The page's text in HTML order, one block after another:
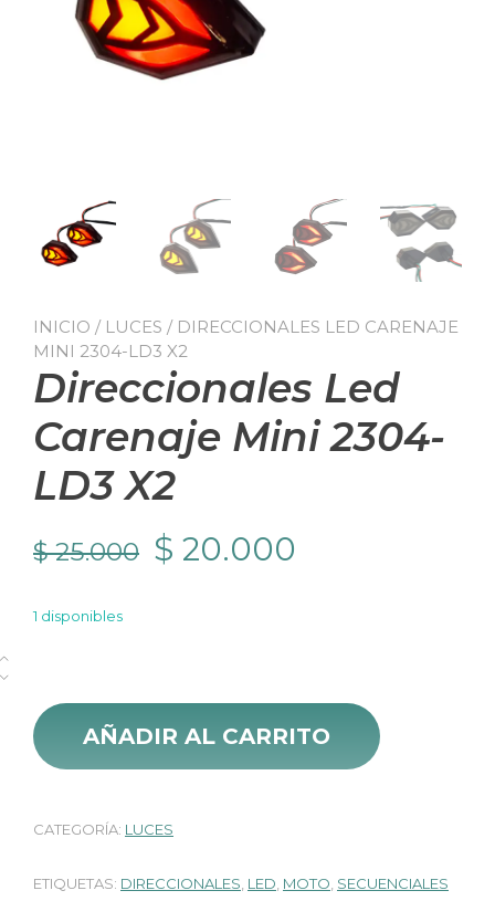
INICIO / LUCES / DIRECCIONALES LED CARENAJE
MINI 2304-LD3 X2
Direccionales Led
Carenaje Mini 2304-
LD3 X2
$25.000 El
$ 25.000.
$ 20.000
$ 20.000.
1 disponibles
AÑADIR AL CARRITO
CATEGORÍA: LUCES
ETIQUETAS: DIRECCIONALES LED MOTO SECUENCIALES